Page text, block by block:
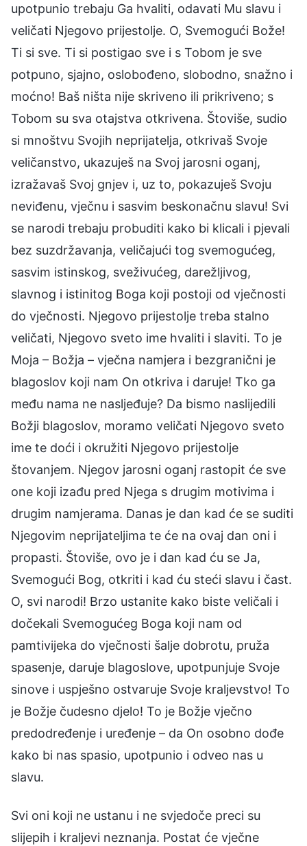
upotpunio trebaju Ga hvaliti, odavati Mu slavu i
veličati Njegovo prijestolje. O, Svemogući Bože!
Ti si sve. Ti si postigao sve i s Tobom je sve
potpuno, sjajno, oslobođeno, slobodno, snažno i
moćno! Baš ništa nije skriveno ili prikriveno; s
Tobom su sva otajstva otkrivena. Štoviše, sudio
si mnoštvu Svojih neprijatelja, otkrivaš Svoje
veličanstvo, ukazuješ na Svoj jarosni oganj,
izražavaš Svoj gnjev i, uz to, pokazuješ Svoju
neviđenu, vječnu i sasvim beskonačnu slavu! Svi
se narodi trebaju probuditi kako bi klicali i pjevali
bez suzdržavanja, veličajući tog svemogućeg,
sasvim istinskog, sveživućeg, darežljivog,
slavnog i istinitog Boga koji postoji od vječnosti
do vječnosti. Njegovo prijestolje treba stalno
veličati, Njegovo sveto ime hvaliti i slaviti. To je
Moja – Božja – vječna namjera i bezgranični je
blagoslov koji nam On otkriva i daruje! Tko ga
među nama ne nasljeđuje? Da bismo naslijedili
Božji blagoslov, moramo veličati Njegovo sveto
ime te doći i okružiti Njegovo prijestolje
štovanjem. Njegov jarosni oganj rastopit će sve
one koji izađu pred Njega s drugim motivima i
drugim namjerama. Danas je dan kad će se suditi
Njegovim neprijateljima te će na ovaj dan oni i
propasti. Štoviše, ovo je i dan kad ću se Ja,
Svemogući Bog, otkriti i kad ću steći slavu i čast.
O, svi narodi! Brzo ustanite kako biste veličali i
dočekali Svemogućeg Boga koji nam od
pamtivijeka do vječnosti šalje dobrotu, pruža
spasenje, daruje blagoslove, upotpunjuje Svoje
sinove i uspješno ostvaruje Svoje kraljevstvo! To
je Božje čudesno djelo! To je Božje vječno
predodređenje i uređenje – da On osobno dođe
kako bi nas spasio, upotpunio i odveo nas u
slavu.
Svi oni koji ne ustanu i ne svjedoče preci su
slijepih i kraljevi neznanja. Postat će vječne